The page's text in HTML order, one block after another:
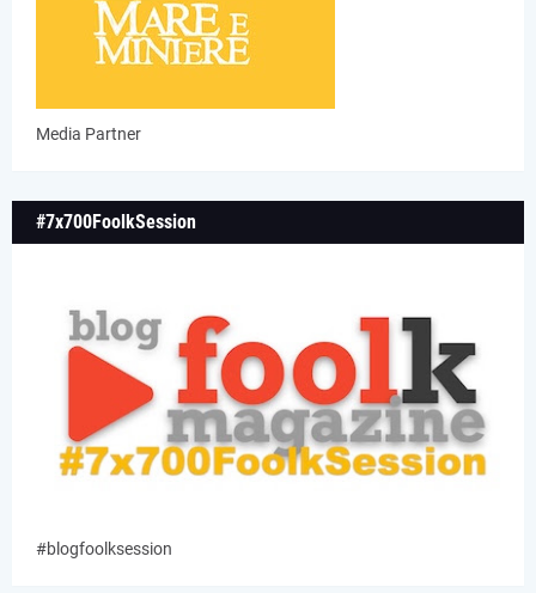
Media Partner
#7x700FoolkSession
#blogfoolksession